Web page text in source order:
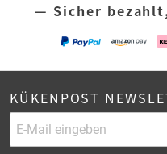
— Sicher
KÜKENPOST